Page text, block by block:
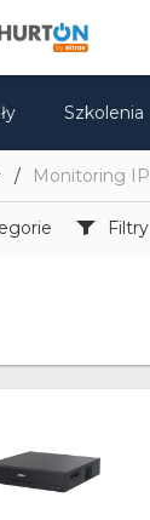
Szkolenia
Monitoring IP
Filtry